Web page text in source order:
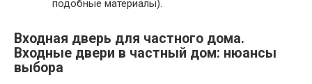
подобные материалы).
Входная дверь для частного дома.
Входные двери в частный дом: нюансы
выбора